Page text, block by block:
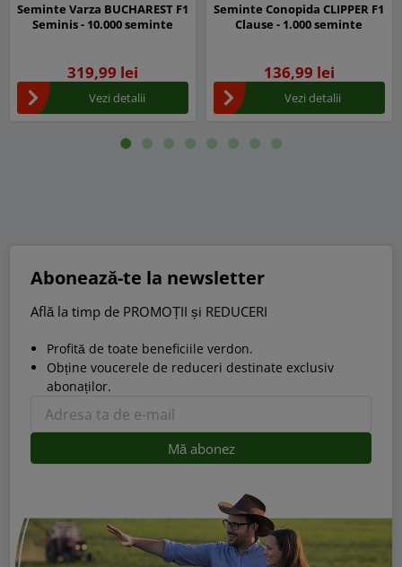
Seminte Varza BUCHAREST F1
Seminis - 10.000 seminte
319,99 lei
Vezi detalii
Seminte Conopida CLIPPER F1
Clause - 1.000 seminte
136,99 lei
Vezi detalii
Abonează-te la newsletter
Află la timp de PROMOȚII și REDUCERI
Profită de toate beneficiile verdon.
Obține voucerele de reduceri destinate exclusiv
abonaților.